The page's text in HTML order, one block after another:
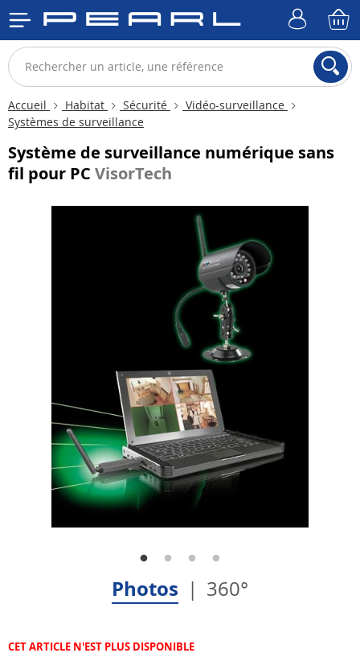
Accueil Habitat Sécurité
Vidéo-surveillance
Systèmes de surveillance
Système de surveillance numérique sans
fil pour PC VisorTech
Photos 360°
CET ARTICLE N'EST PLUS DISPONIBLE